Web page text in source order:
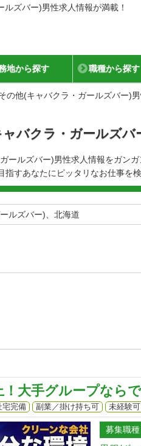
ズバー)男性求人情報が満載！
地から探す 職種から探す
の他(キャバクラ・ガールズバー)
バクラ・ガールズバ
ールズバー)男性求人情報をガン
指すあなたにピッタリなお仕事を検
ルズバー)、北海道
！大手グループなら
宅完備 副業／掛け持ち可 未経験可
募集職種